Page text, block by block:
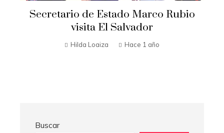
Secretario de Estado Marco Rubio
visita El Salvador
Hilda Loaiza Hace 1 año
Buscar